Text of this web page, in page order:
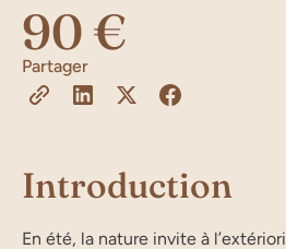
90 €
Partager
Introduction
En été, la nature invite à